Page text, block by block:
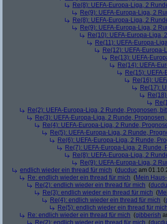
Re(8): UEFA-Europa-Liga, 2
Re(9): UEFA-Europa-Liga, 2
Re(8): UEFA-Europa-Liga, 2
Re(9): UEFA-Europa-Liga, 2
Re(10): UEFA-Europa-Liga,
Re(11): UEFA-Europa-
Re(12): UEFA-
Re(13): UEFA-
Re(14): UEFA-
Re(15):
Re(16):
Re(17):
Re(2): UEFA-Europa-Liga, 2 Runde, Prognosen,
Re(3): UEFA-Europa-Liga, 2 Runde, Prognosen,
Re(4): UEFA-Europa-Liga, 2 Runde,
Re(5): UEFA-Europa-Liga, 2 Runde,
Re(6): UEFA-Europa-Liga, 2 Runde,
Re(7): UEFA-Europa-Liga, 2 Runde,
Re(8): UEFA-Europa-Liga, 2
Re(9): UEFA-Europa-Liga, 2
endlich wieder ein thread für mich (ducduc am
Re: endlich wieder ein thread für mich (Mein
Re(2): endlich wieder ein thread für mich (
Re(3): endlich wieder ein thread für mich (
Re(4): endlich wieder ein thread für mich (
Re(5): endlich wieder ein thread für mich
Re: endlich wieder ein thread für mich (gibberish
Re(2): endlich wieder ein thread für mich (